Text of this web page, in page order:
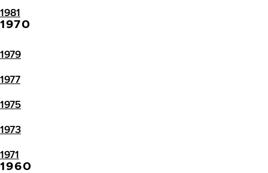
1981
1970
1979
1977
1975
1973
1971
1960